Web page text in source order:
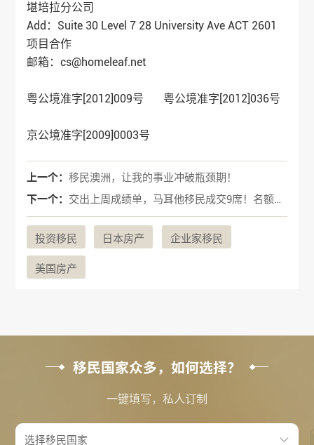
堪培拉分公司
Add：Suite 30 Level 7 28 University Ave ACT 2601
项目合作
邮箱：cs@homeleaf.net
粤公境准字[2012]009号 粤公境准字[2012]036号
京公境准字[2009]0003号
上一个： 移民澳洲，让我的事业冲破瓶颈期！
下一个：
交出上周成绩单，马耳他移民成交9席！名额严重不足，请充值…
投资移民 日本房产 企业家移民
美国房产
移民国家众多，如何选择？
一键填写，私人订制